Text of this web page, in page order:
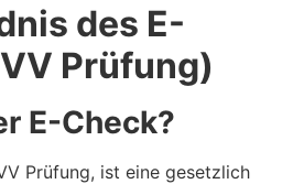
des E-
Prüfung)
E-Check?
Prüfung, ist eine gesetzlich